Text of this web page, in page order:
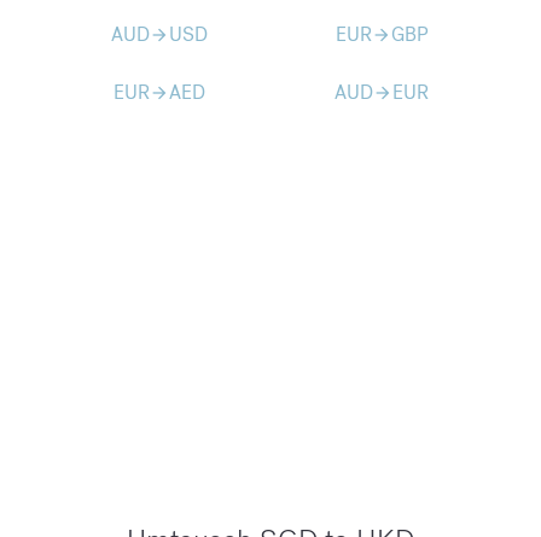
AUDarrow_forward USD EURarrow_forward GBP
EURarrow_forwardAED AUDarrow_forward EUR